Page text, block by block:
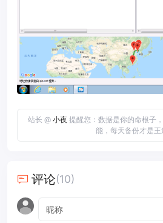
站长 @ 小夜 提醒您：数据是你的命根子
能，每天备份才是王
评论(10)